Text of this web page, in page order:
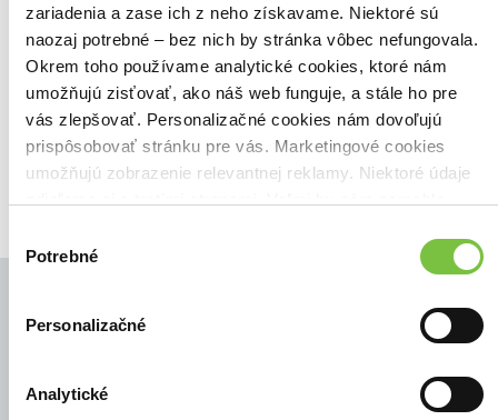
zariadenia a zase ich z neho získavame. Niektoré sú
naozaj potrebné – bez nich by stránka vôbec nefungovala.
Okrem toho používame analytické cookies, ktoré nám
umožňujú zisťovať, ako náš web funguje, a stále ho pre
vás zlepšovať. Personalizačné cookies nám dovoľujú
prispôsobovať stránku pre vás. Marketingové cookies
umožňujú zobrazenie relevantnej reklamy. Niektoré údaje
súhlasu
Potrebné
Personalizačné
Analytické
Našli sme0titulov
Zoradiť podľa:
Filtrovať